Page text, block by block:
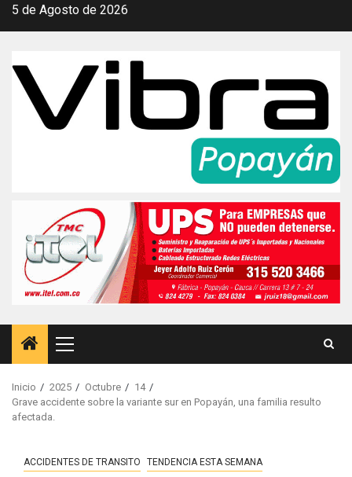
Saltar
5 de Agosto de 2026
Menú
principal
Inicio 2025 Octubre
14
Grave accidente sobre la variante sur en Popayán, una familia resulto
afectada.
ACCIDENTES DE TRANSITO TENDENCIA ESTA SEMANA